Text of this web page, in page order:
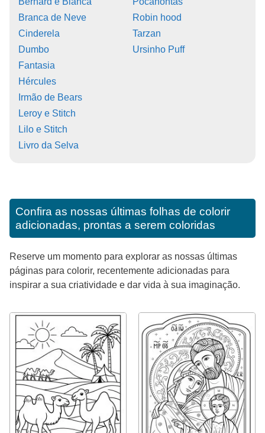
Branca de Neve
Cinderela
Dumbo
Fantasia
Hércules
Irmão de Bears
Leroy e Stitch
Lilo e Stitch
Livro da Selva
Robin hood
Tarzan
Ursinho Puff
Confira as nossas últimas folhas de colorir
adicionadas, prontas a serem coloridas
Reserve um momento para explorar as nossas últimas
páginas para colorir, recentemente adicionadas para
inspirar a sua criatividade e dar vida à sua imaginação.